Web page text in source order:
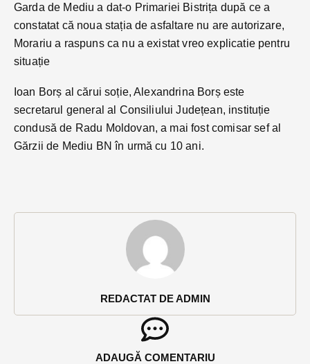
REDACTAT DE ADMIN
ADAUGĂ COMENTARIU
Garda de Mediu a dat-o Primariei Bistrița după ce a
constatat că noua stația de asfaltare nu are autorizare,
Morariu a raspuns ca nu a existat vreo explicatie pentru
situație
Ioan Borș al cărui soție, Alexandrina Borș este
secretarul general al Consiliului Județean, instituție
condusă de Radu Moldovan, a mai fost comisar sef al
Gărzii de Mediu BN în urmă cu 10 ani.